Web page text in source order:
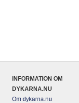
INFORMATION OM
DYKARNA.NU
Om dykarna.nu